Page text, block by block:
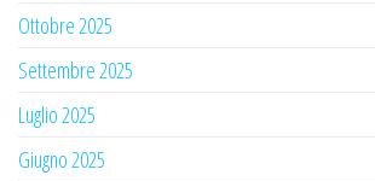
Ottobre 2025
Settembre 2025
Luglio 2025
Giugno 2025